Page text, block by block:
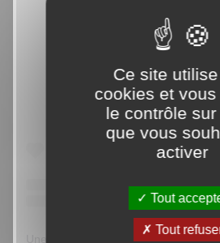
Voir cette publication
Ce site
cookies et
le contrôle
que vous
activer
Tout
Tout